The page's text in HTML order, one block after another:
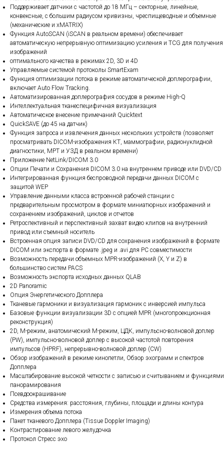
Поддерживает датчики с частотой до 18 МГц – секторные, линейные,
конвексные, с большим радиусом кривизны, чреспищеводные и объемные
(механические и xMATRIX)
Функция AutoSCAN (iSCAN в реальном времени) обеспечивает
автоматическую непрерывную оптимизацию усиления и TCG для получения
изображений
оптимального качества в режимах 2D, 3D и 4D
Управляемые системой протоколы SmartExam
Функция оптимизации потока в режиме автоматической доплерографии,
включает Auto Flow Tracking.
Автоматизированная доплерография сосудов в режиме High-Q
Интеллектуальная тканеспецифичная визуализация
Автоматическое внесение примечаний Quicktext
QuickSAVE (до 45 на датчик)
Функция запроса и извлечения данных нескольких устройств (позволяет
просматривать DICOM-изображения КТ, маммографии, радионуклидной
диагностики, МРТ и УЗД в реальном времени)
Приложение NetLink/DICOM 3.0
Опции Печати и Сохранения DICOM 3.0 на внутреннем приводе или DVD/CD
Интегрированная функция беспроводной передачи данных DICOM с
защитой WEP
Управление данными класса встроенной рабочей станции с
предварительным просмотром в формате миниатюрных изображений и
сохранением изображений, циклов и отчетов
Ретроспективный и перспективный захват видео клипов на внутренний
привод или съемный носитель
Встроенная опция записи DVD/CD для сохранения изображений в формате
DICOM или экспорта в формате .jpeg и .avi для PC совместимости
Возможность передачи объемных MPR-изображений (X, Y и Z) в
большинство систем PACS
Возможность экспорта исходных данных QLAB
2D Panoramic
Опция Энергетического Допплера
Тканевые гармоники и визуализация гармоник с инверсией импульса
Базовые функции визуализации 3D с опцией MPR (многопроекционная
реконструкция)
2D, M-режим, анатомический M-режим, ЦДК, импульсно-волновой доплер
(PW), импульсно-волновой доплер с высокой частотой повторения
импульсов (HPRF), непрерывно-волновой доплер (CW)
Обзор изображений в режиме кинопетли, Обзор эхограмм и спектров
Допплера
Масштабирование высокой четкости с записью и считыванием и функциями
панорамирования
Псевдоокрашивание
Средства измерения: расстояния, глубины, площади и длины контура
Измерения объема потока
Пакет тканевого Допплера (Tissue Doppler Imaging)
Контрастирование левого желудочка
Протокол Стресс эхо